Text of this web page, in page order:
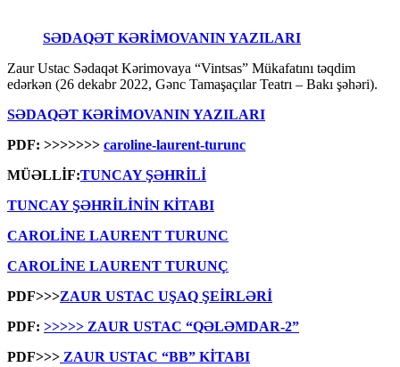
SƏDAQƏT KƏRİMOVANIN YAZILARI
Zaur Ustac Sədaqət Kərimovaya “Vintsas” Mükafatını təqdim
edərkən (26 dekabr 2022, Gənc Tamaşaçılar Teatrı – Bakı şəhəri).
SƏDAQƏT KƏRİMOVANIN YAZILARI
PDF: >>>>>>> caroline-laurent-turunc
MÜƏLLİF:TUNCAY ŞƏHRİLİ
TUNCAY ŞƏHRİLİNİN KİTABI
CAROLİNE LAURENT TURUNC
CAROLİNE LAURENT TURUNÇ
PDF>>>ZAUR USTAC UŞAQ ŞEİRLƏRİ
PDF: >>>>> ZAUR USTAC “QƏLƏMDAR-2”
PDF>>> ZAUR USTAC “BB” KİTABI